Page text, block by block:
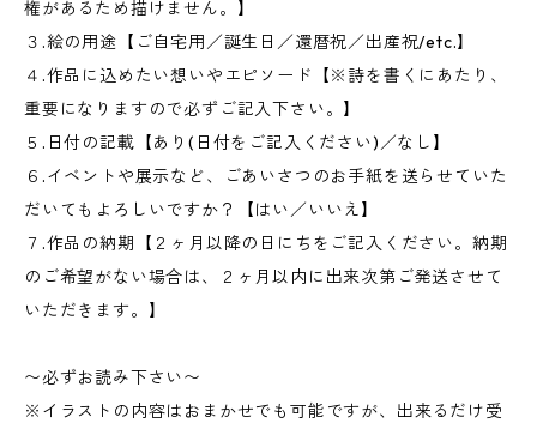
権があるため描けません。】
３.絵の用途【ご自宅用／誕生日／還暦祝／出産祝/etc.】
４.作品に込めたい想いやエピソード【※詩を書くにあたり、
重要になりますので必ずご記入下さい。】
５.日付の記載【あり(日付をご記入ください)／なし】
６.イベントや展示など、ごあいさつのお手紙を送らせていた
だいてもよろしいですか？【はい／いいえ】
７.作品の納期【２ヶ月以降の日にちをご記入ください。納期
のご希望がない場合は、２ヶ月以内に出来次第ご発送させて
いただきます。】
〜必ずお読み下さい〜
※イラストの内容はおまかせでも可能ですが、出来るだけ受